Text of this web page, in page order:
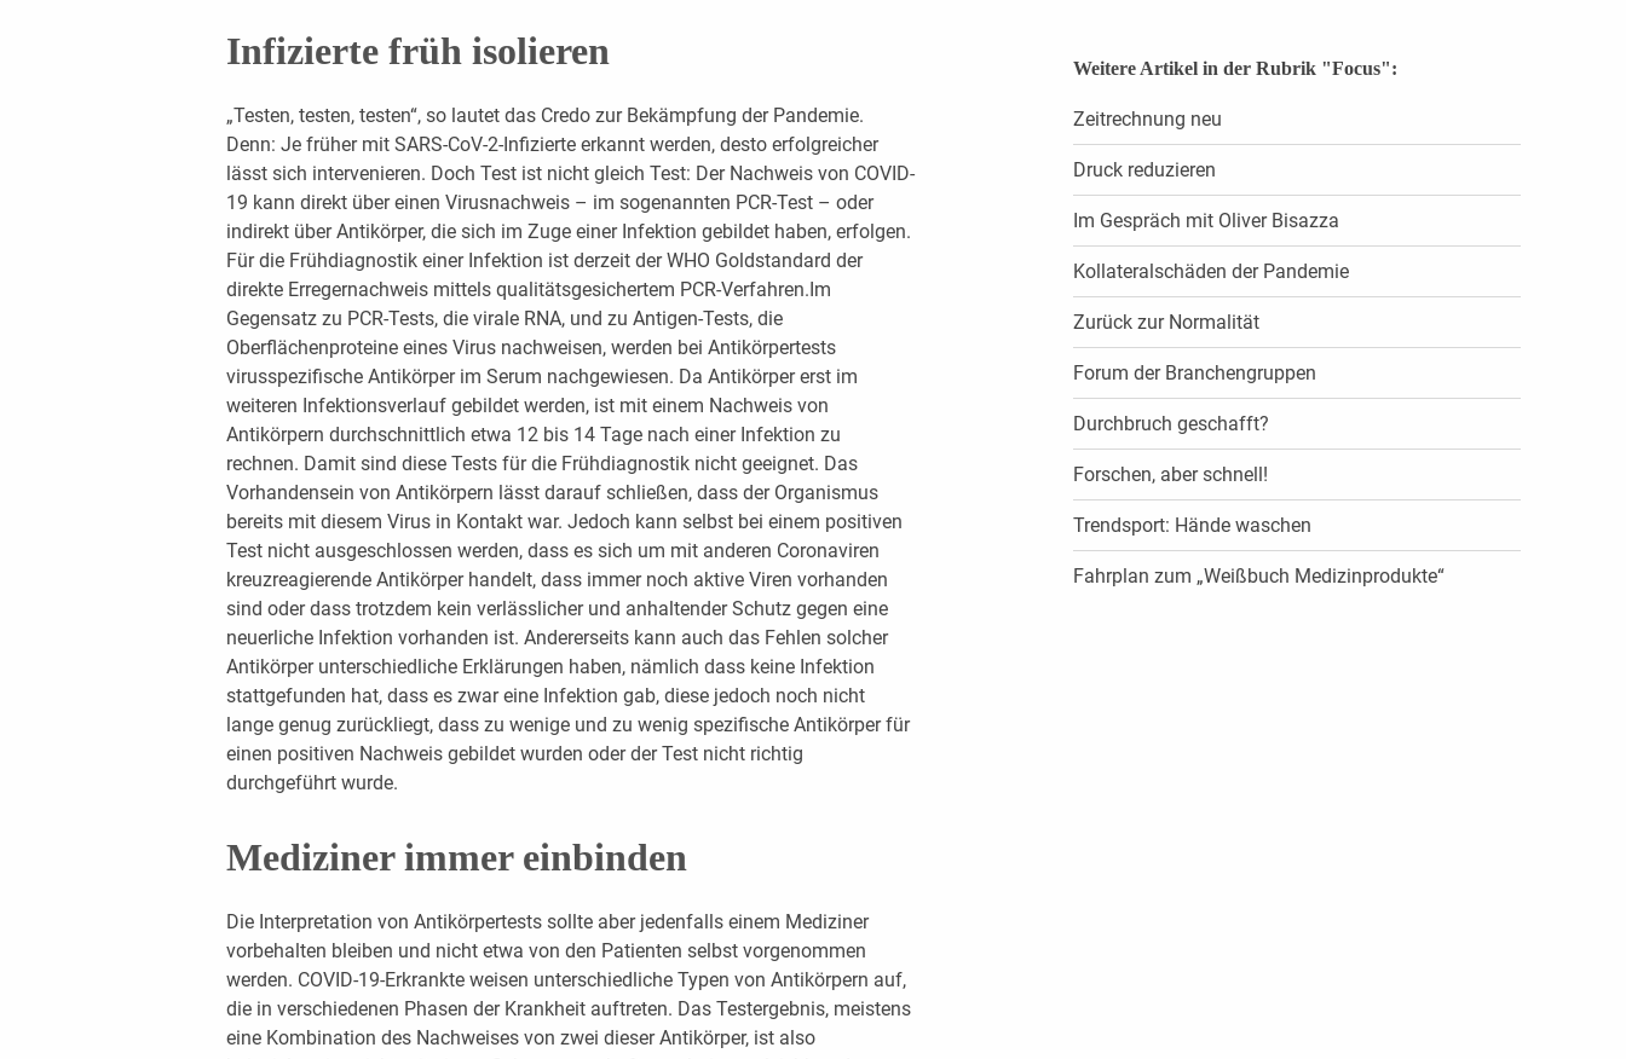
Infizierte früh isolieren
„Testen, testen, testen“, so lautet das Credo zur Bekämpfung der Pandemie.
Denn: Je früher mit SARS-CoV-2-Infizierte erkannt werden, desto erfolgreicher
lässt sich intervenieren. Doch Test ist nicht gleich Test: Der Nachweis von COVID-
19 kann direkt über einen Virusnachweis – im sogenannten PCR-Test – oder
indirekt über Antikörper, die sich im Zuge einer Infektion gebildet haben, erfolgen.
Für die Frühdiagnostik einer Infektion ist derzeit der WHO Goldstandard der
direkte Erregernachweis mittels qualitätsgesichertem PCR-Verfahren.Im
Gegensatz zu PCR-Tests, die virale RNA, und zu Antigen-Tests, die
Oberflächenproteine eines Virus nachweisen, werden bei Antikörpertests
virusspezifische Antikörper im Serum nachgewiesen. Da Antikörper erst im
weiteren Infektionsverlauf gebildet werden, ist mit einem Nachweis von
Antikörpern durchschnittlich etwa 12 bis 14 Tage nach einer Infektion zu
rechnen. Damit sind diese Tests für die Frühdiagnostik nicht geeignet. Das
Vorhandensein von Antikörpern lässt darauf schließen, dass der Organismus
bereits mit diesem Virus in Kontakt war. Jedoch kann selbst bei einem positiven
Test nicht ausgeschlossen werden, dass es sich um mit anderen Coronaviren
kreuzreagierende Antikörper handelt, dass immer noch aktive Viren vorhanden
sind oder dass trotzdem kein verlässlicher und anhaltender Schutz gegen eine
neuerliche Infektion vorhanden ist. Andererseits kann auch das Fehlen solcher
Antikörper unterschiedliche Erklärungen haben, nämlich dass keine Infektion
stattgefunden hat, dass es zwar eine Infektion gab, diese jedoch noch nicht
lange genug zurückliegt, dass zu wenige und zu wenig spezifische Antikörper für
einen positiven Nachweis gebildet wurden oder der Test nicht richtig
durchgeführt wurde.
Mediziner immer einbinden
Die Interpretation von Antikörpertests sollte aber jedenfalls einem Mediziner
vorbehalten bleiben und nicht etwa von den Patienten selbst vorgenommen
werden. COVID-19-Erkrankte weisen unterschiedliche Typen von Antikörpern auf,
die in verschiedenen Phasen der Krankheit auftreten. Das Testergebnis, meistens
eine Kombination des Nachweises von zwei dieser Antikörper, ist also
Weitere Artikel in der Rubrik "Focus":
Zeitrechnung neu
Druck reduzieren
Im Gespräch mit Oliver Bisazza
Kollateralschäden der Pandemie
Zurück zur Normalität
Forum der Branchengruppen
Durchbruch geschafft?
Forschen, aber schnell!
Trendsport: Hände waschen
Fahrplan zum „Weißbuch Medizinprodukte“